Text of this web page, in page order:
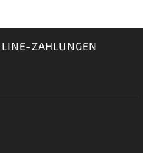
ZAHLUNGEN